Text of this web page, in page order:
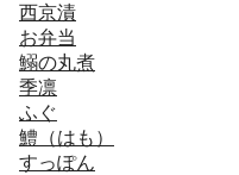
西京漬
お弁当
鰯の丸煮
季凛
ふぐ
鱧（はも）
すっぽん